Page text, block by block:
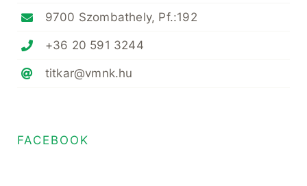
9700 Szombathely, Pf.:192
+36 20 591 3244
titkar@vmnk.hu
FACEBOOK